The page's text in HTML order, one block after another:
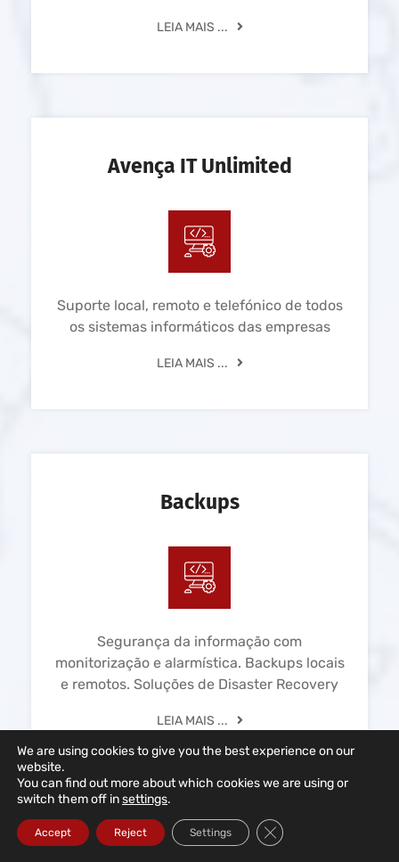
LEIA MAIS ...
Avença IT Unlimited
Suporte local, remoto e telefónico de todos
os sistemas informáticos das empresas
LEIA MAIS ...
Backups
Segurança da informação com
monitorização e alarmística. Backups locais
e remotos. Soluções de Disaster Recovery
LEIA MAIS ...
We are using cookies to give you the best experience on our
website.
You can find out more about which cookies we are using or
switch them off insettings.
Accept Reject Settings Close GDPR Cookie